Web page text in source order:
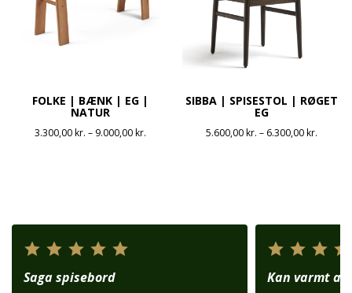
FOLKE | BÆNK | EG |
NATUR
3.300,00kr. – 9.000,00kr.
SIBBA | SPISESTOL | RØGET
EG
5.600,00kr. – 6.300,00kr.
Saga spisebord
Kan varmt